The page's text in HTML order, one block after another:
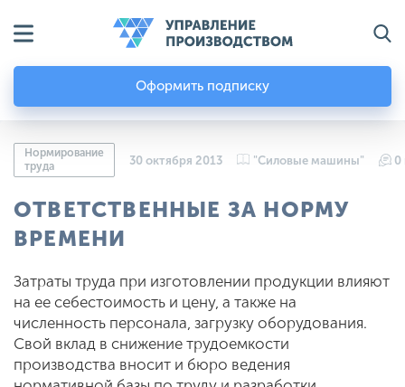
Оформить подписку
Нормирование
труда
30 октября 2013 "Силовые машины" 0
ОТВЕТСТВЕННЫЕ ЗА НОРМУ
ВРЕМЕНИ
Затраты труда при изготовлении продукции влияют
на ее себестоимость и цену, а также на
численность персонала, загрузку оборудования.
Свой вклад в снижение трудоемкости
производства вносит и бюро ведения